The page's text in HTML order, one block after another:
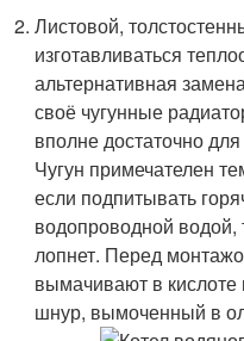
Листовой,
изготавливаться
альтернативная
своё чугунные
вполне достаточно
Чугун примечателен
если подпитывать
водопроводной
лопнет. Перед
вымачивают в кислоте
шнур, вымоченный в